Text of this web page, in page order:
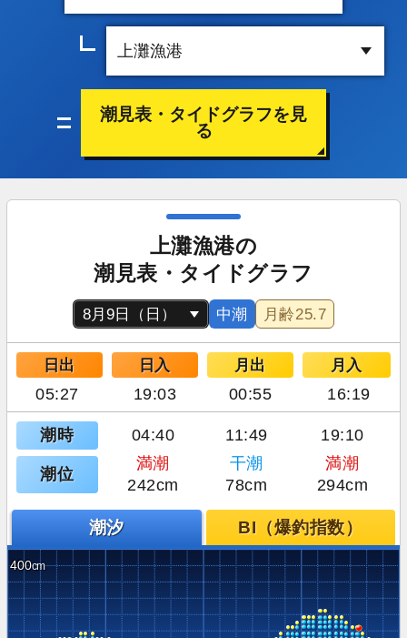
潮見表・タイドグラフを見
る
上灘漁港の
潮見表・タイドグラフ
中潮 月齢25.7
日出 日入 月出 月入
05:27 19:03 00:55 16:19
潮時 04:40 11:49 19:10
潮位
満潮 干潮
満潮
242cm
78cm 294cm
潮汐 BI（爆釣指数）
400